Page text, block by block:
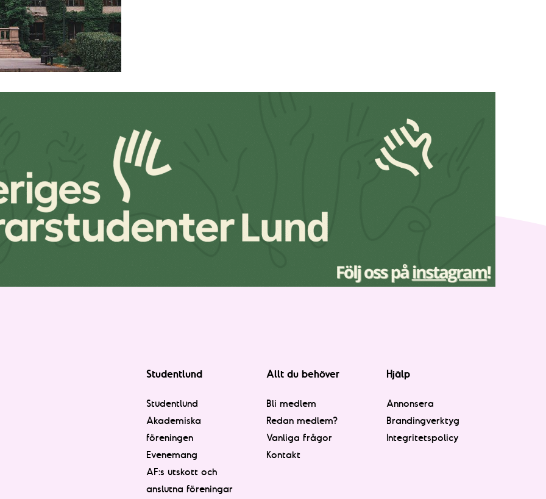
Studentlund
Studentlund
Akademiska
föreningen
Evenemang
AF:s utskott och
anslutna föreningar
Allt du behöver
Bli medlem
Redan medlem?
Vanliga frågor
Kontakt
Hjälp
Annonsera
Brandingverktyg
Integritetspolicy